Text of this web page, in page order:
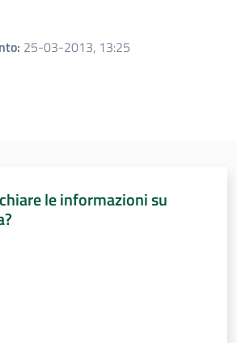
: 25-03-2013, 13:25
le informazioni su